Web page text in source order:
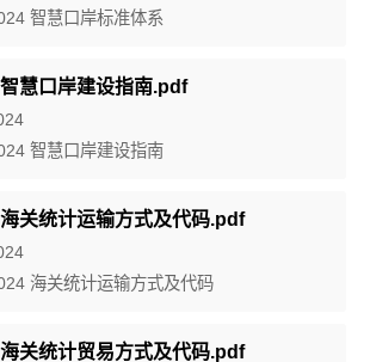
智慧口岸标准体系
慧口岸建设指南.pdf
智慧口岸建设指南
关统计运输方式及代码.pdf
海关统计运输方式及代码
关统计贸易方式及代码.pdf